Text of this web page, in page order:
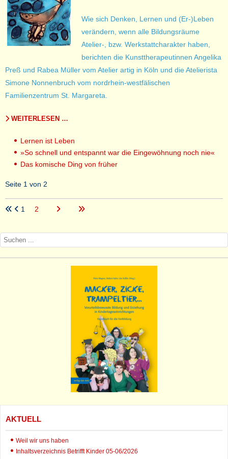
Wie sich Denken, Lernen und (Er-)Leben
verändern, wenn alle Bildungsräume
Atelier-, bzw. Werkstattcharakter haben,
berichten die Kunsttherapeutinnen Angelika
Preß und Rabea Müller vom Atelier artig in Köln und die Atelierista
Simone Nonnenbruch vom nordrhein-westfälischen
Familienzentrum St. Margareta.
WEITERLESEN …
Lernen ist Leben
»So schnell und entspannt war die Eingewöhnung noch nie«
Das komische Ding von früher
Seite 1 von 2
1 2
AKTUELL
Weil wir uns haben
Inhaltsverzeichnis Betrifft Kinder 05-06/2026